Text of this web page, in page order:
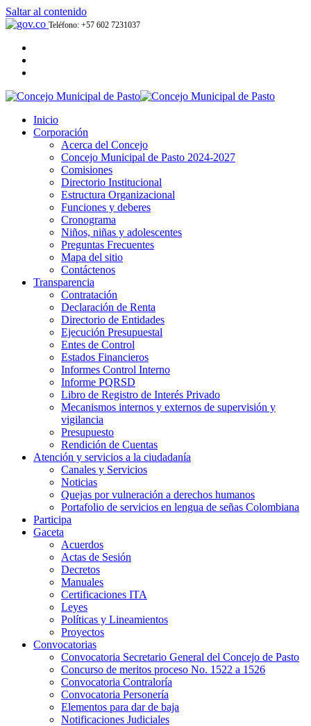
Saltar al contenido
Teléfono: +57 602 7231037
Inicio
Corporación
Acerca del Concejo
Concejo Municipal de Pasto 2024-2027
Comisiones
Directorio Institucional
Estructura Organizacional
Funciones y deberes
Cronograma
Niños, niñas y adolescentes
Preguntas Frecuentes
Mapa del sitio
Contáctenos
Transparencia
Contratación
Declaración de Renta
Directorio de Entidades
Ejecución Presupuestal
Entes de Control
Estados Financieros
Informes Control Interno
Informe PQRSD
Libro de Registro de Interés Privado
Mecanismos internos y externos de supervisión y
vigilancia
Presupuesto
Rendición de Cuentas
Atención y servicios a la ciudadanía
Canales y Servicios
Noticias
Quejas por vulneración a derechos humanos
Portafolio de servicios en lengua de señas Colombiana
Participa
Gaceta
Acuerdos
Actas de Sesión
Decretos
Manuales
Certificaciones ITA
Leyes
Políticas y Lineamientos
Proyectos
Convocatorias
Convocatoria Secretario General del Concejo de Pasto
Concurso de meritos proceso No. 1522 a 1526
Convocatoria Contraloría
Convocatoria Personería
Elementos para dar de baja
Notificaciones Judiciales